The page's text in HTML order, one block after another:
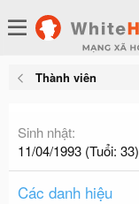
Thành viên
Sinh nhật
11/04/1993 (Tuổi: 33)
Các danh hiệu